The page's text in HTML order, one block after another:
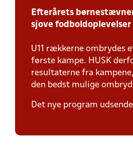
Efterårets
sjove fodboldoplevelser
U11 rækkerne ombrydes
første kampe. HUSK
resultaterne fra
den bedst mulige
Det nye program